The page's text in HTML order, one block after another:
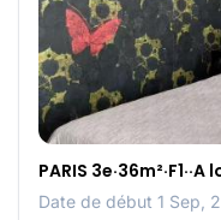
PARIS
Date de début 1 Sep,